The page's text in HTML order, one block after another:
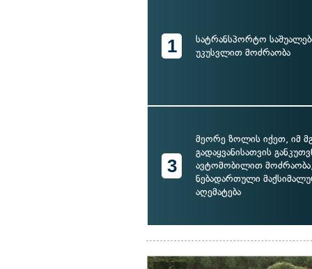
1
სატრანსპორტო
უკუსვლით მოძრაობა
3
მეორე ზოლის იქეთ, იმ
გადაყვანისათვის
ავტომობილით
ნებადართული
აღემატება